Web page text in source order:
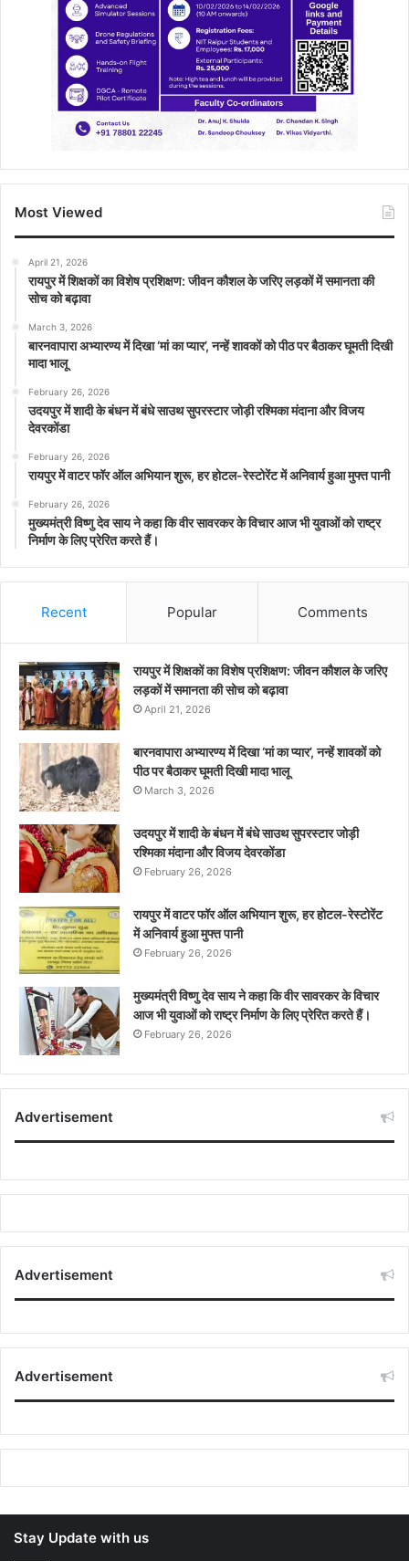
Most Viewed
April 21, 2026
रायपुर में शिक्षकों का विशेष प्रशिक्षण: जीवन कौशल के जरिए लड़कों में समानता की
सोच को बढ़ावा
March 3, 2026
बारनवापारा अभ्यारण्य में दिखा ‘मां का प्यार’, नन्हें शावकों को पीठ पर बैठाकर घूमती दिखी
मादा भालू
February 26, 2026
उदयपुर में शादी के बंधन में बंधे साउथ सुपरस्टार जोड़ी रश्मिका मंदाना और विजय
देवरकोंडा
February 26, 2026
रायपुर में वाटर फॉर ऑल अभियान शुरू, हर होटल-रेस्टोरेंट में अनिवार्य हुआ मुफ्त पानी
February 26, 2026
मुख्यमंत्री विष्णु देव साय ने कहा कि वीर सावरकर के विचार आज भी युवाओं को राष्ट्र
निर्माण के लिए प्रेरित करते हैं।
Recent Popular Comments
रायपुर में शिक्षकों का विशेष प्रशिक्षण: जीवन कौशल के जरिए
लड़कों में समानता की सोच को बढ़ावा
April 21, 2026
बारनवापारा अभ्यारण्य में दिखा ‘मां का प्यार’, नन्हें शावकों को
पीठ पर बैठाकर घूमती दिखी मादा भालू
March 3, 2026
उदयपुर में शादी के बंधन में बंधे साउथ सुपरस्टार जोड़ी
रश्मिका मंदाना और विजय देवरकोंडा
February 26, 2026
रायपुर में वाटर फॉर ऑल अभियान शुरू, हर होटल-रेस्टोरेंट
में अनिवार्य हुआ मुफ्त पानी
February 26, 2026
मुख्यमंत्री विष्णु देव साय ने कहा कि वीर सावरकर के विचार
आज भी युवाओं को राष्ट्र निर्माण के लिए प्रेरित करते हैं।
February 26, 2026
Advertisement
Advertisement
Advertisement
Stay Update with us